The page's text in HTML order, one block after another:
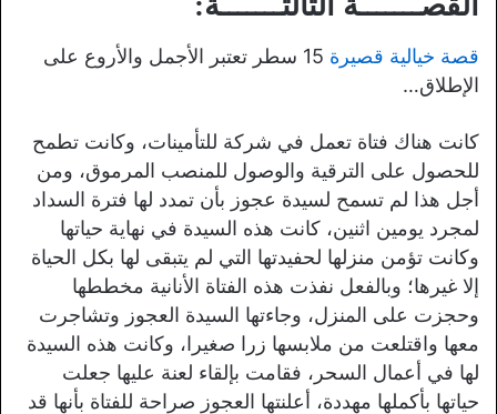
قصة خيالية قصيرة
15 سطر تعتبر الأجمل والأروع على
الإطلاق…
كانت هناك فتاة تعمل في شركة للتأمينات، وكانت تطمح
للحصول على الترقية والوصول للمنصب المرموق، ومن
أجل هذا لم تسمح لسيدة عجوز بأن تمدد لها فترة السداد
لمجرد يومين اثنين، كانت هذه السيدة في نهاية حياتها
وكانت تؤمن منزلها لحفيدتها التي لم يتبقى لها بكل الحياة
إلا غيرها؛ وبالفعل نفذت هذه الفتاة الأنانية مخططها
وحجزت على المنزل، وجاءتها السيدة العجوز وتشاجرت
معها واقتلعت من ملابسها زرا صغيرا، وكانت هذه السيدة
لها في أعمال السحر، فقامت بإلقاء لعنة عليها جعلت
حياتها بأكملها مهددة، أعلنتها العجوز صراحة للفتاة بأنها قد